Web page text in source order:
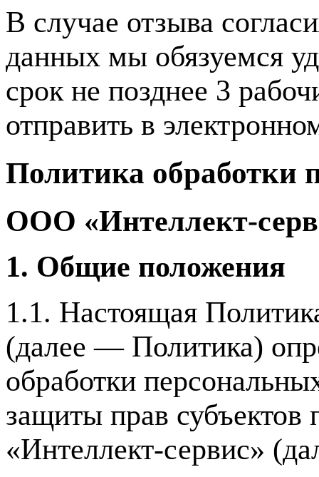
В случае отзыва
данных мы обязуемся
срок не позднее 3
отправить в
Политика обработки
ООО «Интеллект-
1. Общие положения
1.1. Настоящая
(далее — Политика)
обработки
защиты прав
«Интеллект-сервис»